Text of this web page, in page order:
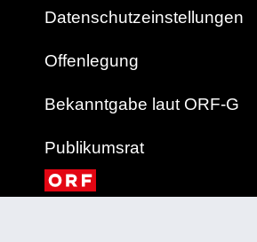
Datenschutzeinstellungen
Offenlegung
Bekanntgabe laut ORF-G
Publikumsrat